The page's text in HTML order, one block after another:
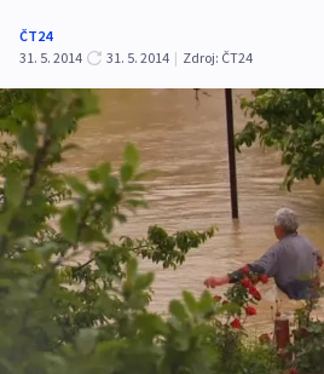
ČT24
31. 5. 2014
31. 5. 2014 | Zdroj: ČT24